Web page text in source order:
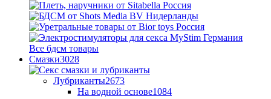
Все бдсм товары
Смазки3028
Лубриканты2673
На водной основе1084